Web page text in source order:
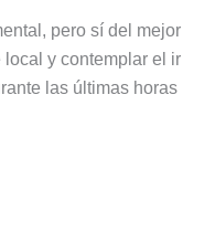
pero sí del mejor
local y contemplar el ir
las últimas horas